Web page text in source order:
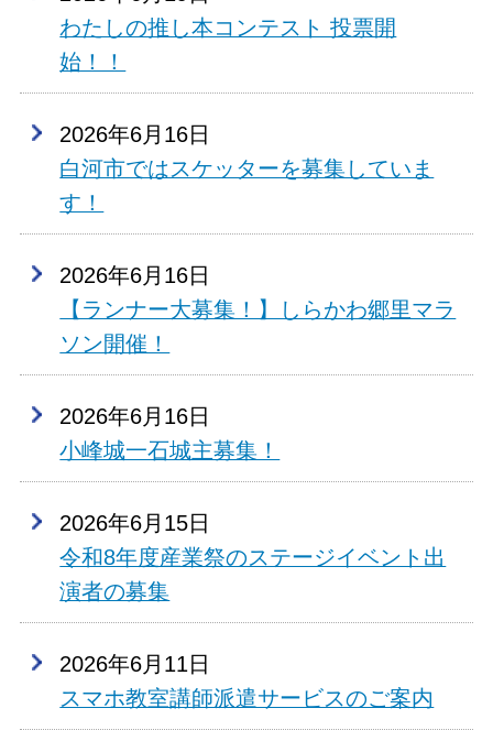
わたしの推し本コンテスト 投票開
始！！
2026年6月16日
白河市ではスケッターを募集していま
す！
2026年6月16日
【ランナー大募集！】しらかわ郷里マラ
ソン開催！
2026年6月16日
小峰城一石城主募集！
2026年6月15日
令和8年度産業祭のステージイベント出
演者の募集
2026年6月11日
スマホ教室講師派遣サービスのご案内